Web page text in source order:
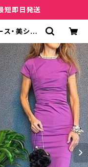
短即日発送
ス・美シル
ト二次会・
ープル系
＆ジュエ
VIP